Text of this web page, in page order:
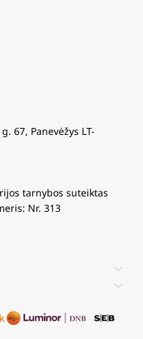
67, Panevėžys LT-
tarnybos suteiktas
Nr. 313